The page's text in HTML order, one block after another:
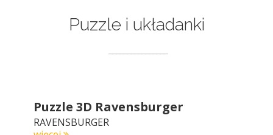
Puzzle i układanki
Puzzle 3D Ravensburger
RAVENSBURGER